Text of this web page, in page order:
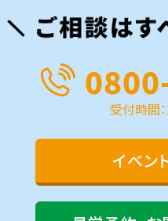
受付時間
イベン